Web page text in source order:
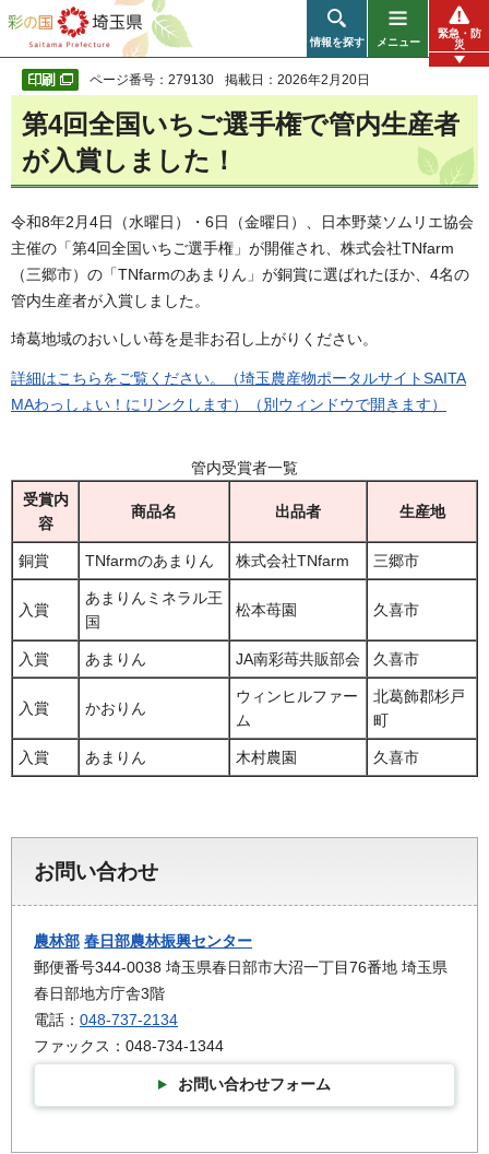
彩の国 埼玉県
情報を探す メニュー
緊急・防
災
ページ番号：279130 掲載日：2026年2月20日
第4回全国いちご選手権で管内生産者
が入賞しました！
令和8年2月4日（水曜日）・6日（金曜日）、日本野菜ソムリエ協会
主催の「第4回全国いちご選手権」が開催され、株式会社TNfarm
（三郷市）の「TNfarmのあまりん」が銅賞に選ばれたほか、4名の
管内生産者が入賞しました。
埼葛地域のおいしい苺を是非お召し上がりください。
詳細はこちらをご覧ください。（埼玉農産物ポータルサイトSAITA
MAわっしょい！にリンクします）（別ウィンドウで開きます）
管内受賞者一覧
受賞内
容
商品名 出品者 生産地
銅賞 TNfarmのあまりん 株式会社TNfarm 三郷市
入賞
あまりんミネラル王
国
松本苺園 久喜市
入賞 あまりん JA南彩苺共販部会 久喜市
入賞 かおりん
ウィンヒルファー
ム
北葛飾郡杉戸
町
入賞 あまりん 木村農園 久喜市
お問い合わせ
農林部 春日部農林振興センター
郵便番号344-0038 埼玉県春日部市大沼一丁目76番地 埼玉県
春日部地方庁舎3階
電話： 048-737-2134
ファックス：048-734-1344
お問い合わせフォーム